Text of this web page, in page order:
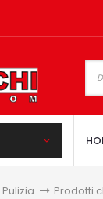
Pulizia > Prodotti